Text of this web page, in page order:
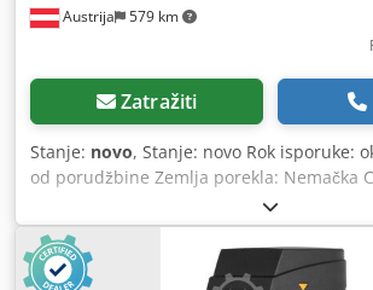
Austrija 579 km
Zatražiti
Stanje: novo, Stanje: novo Rok isporuke:
od porudžbine Zemlja porekla: Nemačka
Kapacitet bušenja u konstrukcionom
B 16 Dcodpfx Aey Hf Rzjf Rsk Radijus:
- 3000 o/min Motor: 0,45 kW Dužina: 320
mm Visina: 820 mm Težina: 44 kg Hod